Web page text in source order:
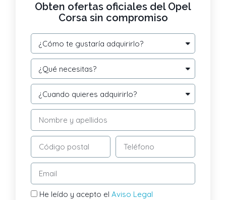
Obten ofertas oficiales del Opel
Corsa sin compromiso
He leído y acepto elAviso Legal